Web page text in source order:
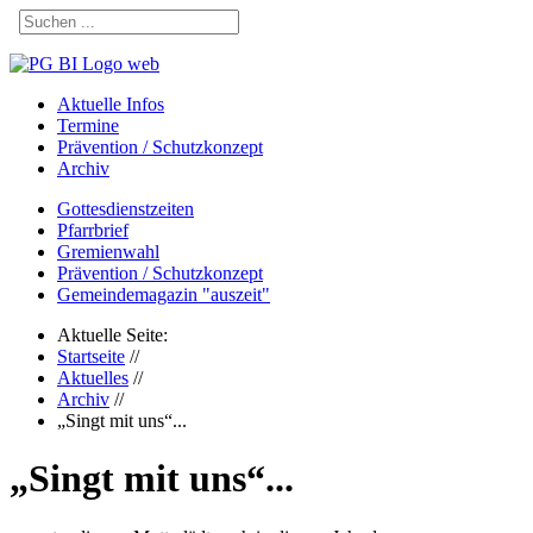
Aktuelle Infos
Termine
Prävention / Schutzkonzept
Archiv
Gottesdienstzeiten
Pfarrbrief
Gremienwahl
Prävention / Schutzkonzept
Gemeindemagazin "auszeit"
Aktuelle Seite:
Startseite //
Aktuelles //
Archiv //
„Singt mit uns“...
„Singt mit uns“...